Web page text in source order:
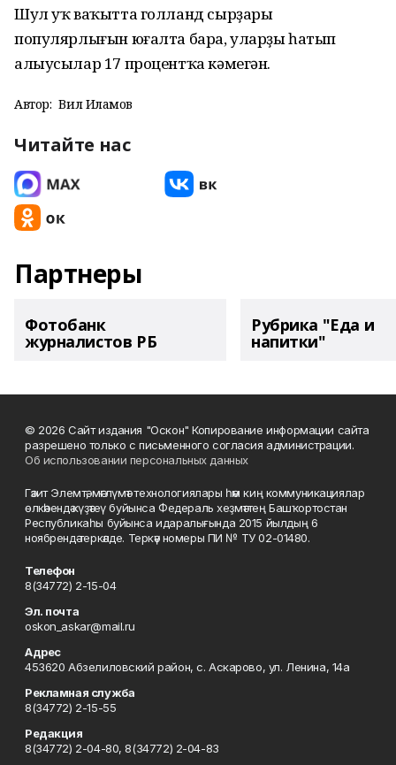
Шул уҡ ваҡытта голланд сырҙары
популярлығын юғалта бара, уларҙы һатып
алыусылар 17 процентҡа кәмегән.
Автор: Вил Илһамов
Читайте нас
Партнеры
Фотобанк
журналистов РБ
Рубрика "Еда и
напитки"
© 2026 Сайт издания "Оскон" Копирование информации сайта
разрешено только с письменного согласия администрации.
Об использовании персональных данных
Гәзит Элемтә, мәғлүмәт технологиялары һәм киң коммуникациялар
өлкәһендә күҙәтеү буйынса Федераль хеҙмәттең Башҡортостан
Республикаһы буйынса идаралығында 2015 йылдың 6
ноябрендә теркәлде. Теркәү номеры ПИ № ТУ 02-01480.
Телефон
8(34772) 2-15-04
Эл. почта
oskon_askar@mail.ru
Адрес
453620 Абзелиловский район, с. Аскарово, ул. Ленина, 14а
Рекламная служба
8(34772) 2-15-55
Редакция
8(34772) 2-04-80, 8(34772) 2-04-83